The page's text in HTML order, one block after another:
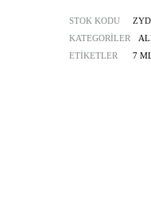
STOK KODU
KATEGORILER
ETIKETLER
7